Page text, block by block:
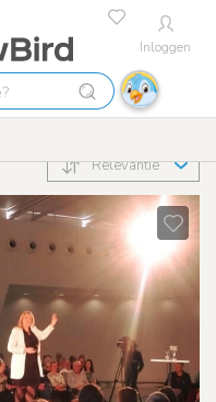
Inloggen
Relevantie